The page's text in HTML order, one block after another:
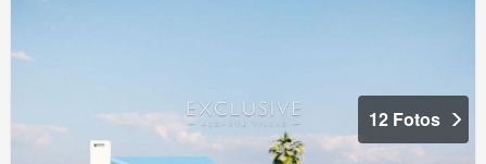
12 Fotos